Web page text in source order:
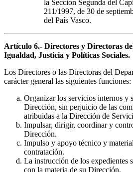
la Sección Segunda del
211/1997, de 30 de
del País Vasco.
Artículo 6.- Directores y Directoras
Igualdad, Justicia y Políticas Sociales.
Los Directores o las Directoras del
carácter general las siguientes funciones:
Organizar los servicios internos y
Dirección, sin perjuicio de las
atribuidas a la Dirección de
Impulsar, dirigir, coordinar y
Dirección.
Impulso y apoyo técnico y
contratación.
La instrucción de los expedientes
con la materia de su Dirección.